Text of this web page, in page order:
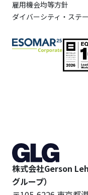
雇用機会均等方針
ダイバーシティ・ステ
株式会社Gerson
グループ）